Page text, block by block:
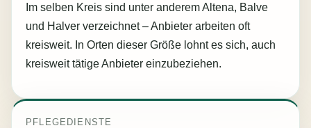
Im selben Kreis sind unter anderem Altena, Balve
und Halver verzeichnet – Anbieter arbeiten oft
kreisweit. In Orten dieser Größe lohnt es sich, auch
kreisweit tätige Anbieter einzubeziehen.
PFLEGEDIENSTE